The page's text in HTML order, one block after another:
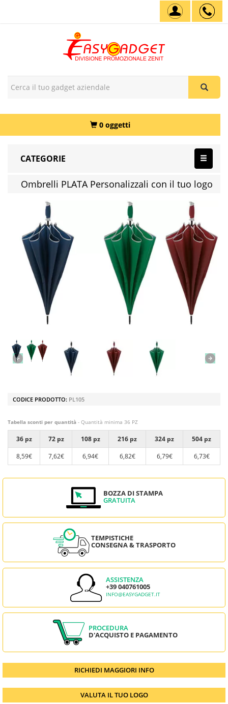
0 oggetti
CATEGORIE
Ombrelli PLATA Personalizzali con il tuo logo
CODICE PRODOTTO: PL105
Tabella sconti per quantità - Quantità minima 36 PZ
36 pz 72 pz 108 pz 216 pz 324 pz
504 pz
8,59€
7,62€ 6,94€ 6,82€ 6,79€ 6,73€
BOZZA DI STAMPA
GRATUITA
TEMPISTICHE
CONSEGNA & TRASPORTO
ASSISTENZA
+39 040761005
INFO@EASYGADGET.IT
PROCEDURA
D'ACQUISTO E PAGAMENTO
RICHIEDI MAGGIORI INFO
VALUTA IL TUO LOGO